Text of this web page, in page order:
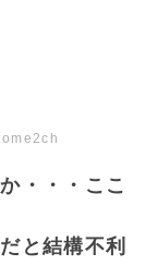
・・・ここ
と結構不利